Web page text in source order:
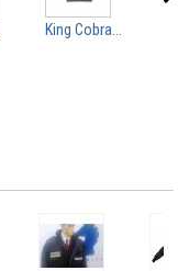
King Cobra...